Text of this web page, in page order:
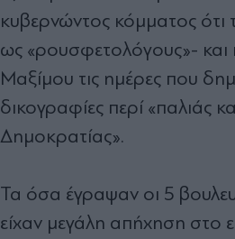
κυβερνώντος κόμματος
ως «ρουσφετολόγους»-
Μαξίμου τις ημέρες που
δικογραφίες περί «παλιάς
Δημοκρατίας».
Τα όσα έγραψαν οι 5
είχαν μεγάλη απήχηση στο